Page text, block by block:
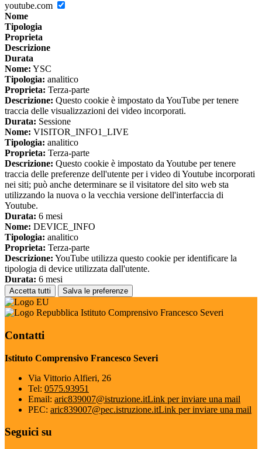
youtube.com
Nome
Tipologia
Proprieta
Descrizione
Durata
Nome: YSC
Tipologia: analitico
Proprieta: Terza-parte
Descrizione: Questo cookie è impostato da YouTube per tenere
traccia delle visualizzazioni dei video incorporati.
Durata: Sessione
Nome: VISITOR_INFO1_LIVE
Tipologia: analitico
Proprieta: Terza-parte
Descrizione: Questo cookie è impostato da Youtube per tenere
traccia delle preferenze dell'utente per i video di Youtube incorporati
nei siti; può anche determinare se il visitatore del sito web sta
utilizzando la nuova o la vecchia versione dell'interfaccia di
Youtube.
Durata: 6 mesi
Nome: DEVICE_INFO
Tipologia: analitico
Proprieta: Terza-parte
Descrizione: YouTube utilizza questo cookie per identificare la
tipologia di device utilizzata dall'utente.
Durata: 6 mesi
Accetta tutti Salva le preferenze
Istituto Comprensivo Francesco Severi
Contatti
Istituto Comprensivo Francesco Severi
Via Vittorio Alfieri, 26
Tel: 0575.93951
Email: aric839007@istruzione.itLink per inviare una mail
PEC: aric839007@pec.istruzione.itLink per inviare una mail
Seguici su